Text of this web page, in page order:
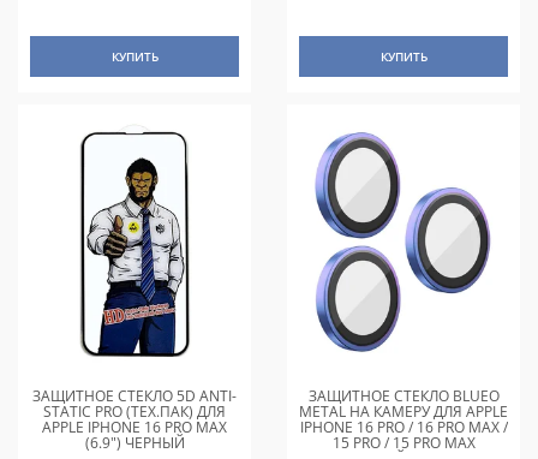
КУПИТЬ КУПИТЬ
ЗАЩИТНОЕ СТЕКЛО 5D ANTI-
STATIC PRO (ТЕХ.ПАК) ДЛЯ
APPLE IPHONE 16 PRO MAX
(6.9") ЧЕРНЫЙ
ЗАЩИТНОЕ СТЕКЛО BLUEO
METAL НА КАМЕРУ ДЛЯ APPLE
IPHONE 16 PRO / 16 PRO MAX /
15 PRO / 15 PRO MAX